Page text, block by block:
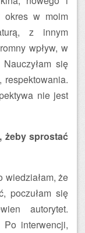
okres w moim
z innym
wpływ, w
się
nie jest
żeby sprostać
wiedziałam, że
poczułam się
autorytet.
interwencji,